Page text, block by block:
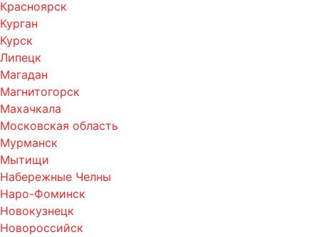
Красноярск
Курган
Курск
Липецк
Магадан
Магнитогорск
Махачкала
Московская область
Мурманск
Мытищи
Набережные Челны
Наро-Фоминск
Новокузнецк
Новороссийск